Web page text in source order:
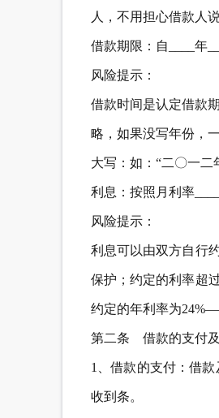
人，不用担心借款人
借款期限：自____年
风险提示：
借款时间是认定借款
略，如果没写年份，
大写：如：“二〇一二
利息：按照月利率
风险提示：
利息可以由双方自行
保护；约定的利率超
约定的年利率为
第二条 借款的支付
1、借款的支付：借
收到条。